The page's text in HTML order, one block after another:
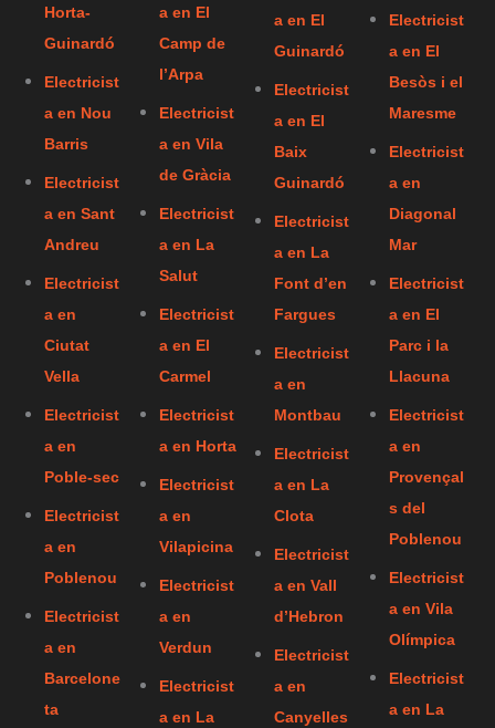
Horta-
Guinardó
Electricist
a en Nou
Barris
Electricist
a en Sant
Andreu
Electricist
a en
Ciutat
Vella
Electricist
a en
Poble-sec
Electricist
a en
Poblenou
Electricist
a en
Barcelone
ta
a en El
Camp de
l’Arpa
Electricist
a en Vila
de Gràcia
Electricist
a en La
Salut
Electricist
a en El
Carmel
Electricist
a en Horta
Electricist
a en
Vilapicina
Electricist
a en
Verdun
Electricist
a en La
a en El
Guinardó
Electricist
a en El
Baix
Guinardó
Electricist
a en La
Font d’en
Fargues
Electricist
a en
Montbau
Electricist
a en La
Clota
Electricist
a en Vall
d’Hebron
Electricist
a en
Canyelles
Electricist
a en El
Besòs i el
Maresme
Electricist
a en
Diagonal
Mar
Electricist
a en El
Parc i la
Llacuna
Electricist
a en
Provençal
s del
Poblenou
Electricist
a en Vila
Olímpica
Electricist
a en La